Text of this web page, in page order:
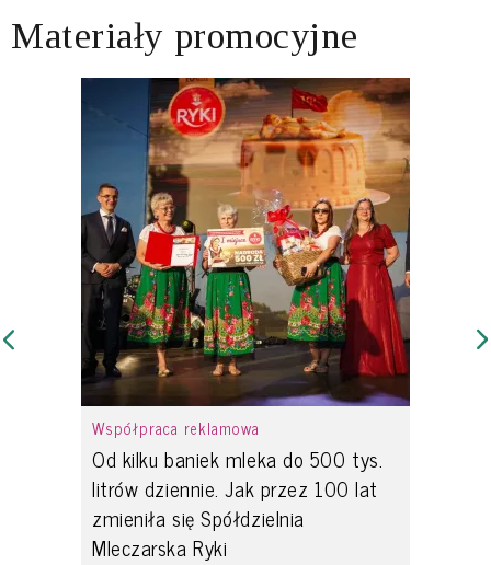
Materiały promocyjne
Współpraca reklamowa
Od kilku baniek mleka do 500 tys.
litrów dziennie. Jak przez 100 lat
zmieniła się Spółdzielnia
Mleczarska Ryki